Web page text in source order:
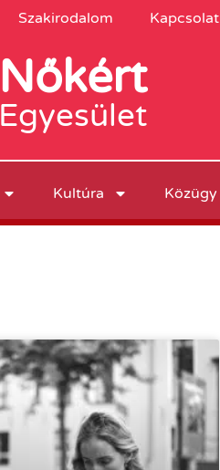
Szakirodalom Kapcsolat
Nőkért
Egyesület
Kultúra Közügy